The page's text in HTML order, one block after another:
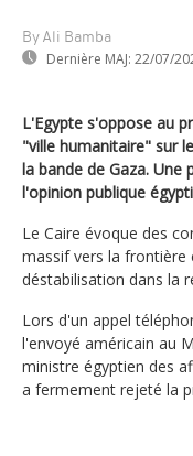
By Ali Bamba
Dernière MAJ: 22/07/
L'Egypte s'oppose au
"ville humanitaire" sur
la bande de Gaza.
l'opinion publique
Le Caire évoque des
massif vers la frontière
déstabilisation dans la
Lors d'un appel
l'envoyé américain au
ministre égyptien des
a fermement rejeté la